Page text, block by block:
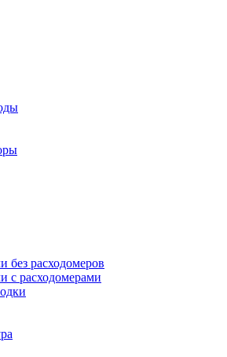
без расходомеров
с расходомерами